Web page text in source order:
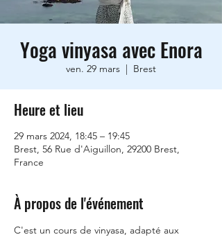
Yoga vinyasa avec Enora
ven. 29 mars
  |
Brest
Heure et lieu
29 mars 2024, 18:45 – 19:45
Brest, 56 Rue d'Aiguillon, 29200 Brest,
France
À propos de l'événement
C'est un cours de vinyasa, adapté aux